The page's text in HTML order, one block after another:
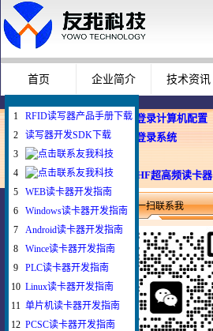
首页 企业简介 技术资讯
企业使用员工卡登录计算机配置
Windows智能卡登录系统
WEB与发卡器
WEB浏览器与UHF超高频读卡器
微信扫一扫联系我
1
RFID读写器产品手册下载
2
读写器开发SDK下载
3
4
5
WEB读卡器开发指南
6
Windows读卡器开发指南
7
Android读卡器开发指南
8
Wince读卡器开发指南
9
PLC读卡器开发指南
10 Linux读卡器开发指南
11 单片机读卡器开发指南
12 PCSC读卡器开发指南